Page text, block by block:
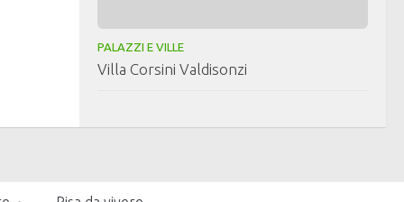
PALAZZI E VILLE
Villa Corsini Valdisonzi